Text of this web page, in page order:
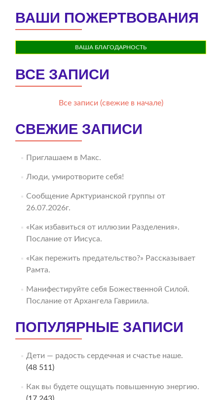
ВАШИ ПОЖЕРТВОВАНИЯ
ВАША БЛАГОДАРНОСТЬ
ВСЕ ЗАПИСИ
Все записи (свежие в начале)
СВЕЖИЕ ЗАПИСИ
Приглашаем в Макс.
Люди, умиротворите себя!
Сообщение Арктурианской группы от
26.07.2026г.
«Как избавиться от иллюзии Разделения».
Послание от Иисуса.
«Как пережить предательство?» Рассказывает
Рамта.
Манифестируйте себя Божественной Силой.
Послание от Архангела Гавриила.
ПОПУЛЯРНЫЕ ЗАПИСИ
Дети — радость сердечная и счастье наше.
(48 511)
Как вы будете ощущать повышенную энергию.
(17 243)